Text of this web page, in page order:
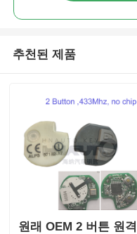
모든 케이스
자동차 키
자동차 키 쉘
추천된 제품
원래 OEM 2 버튼 원격